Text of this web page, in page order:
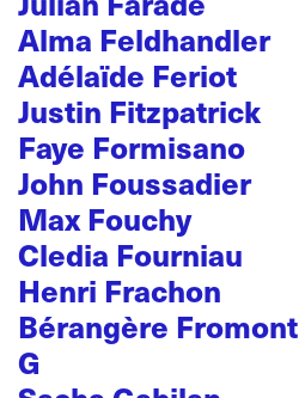
Alma Feldhandler
Adélaïde Feriot
Justin Fitzpatrick
Faye Formisano
John Foussadier
Max Fouchy
Cledia Fourniau
Henri Frachon
Bérangère Fromont
G